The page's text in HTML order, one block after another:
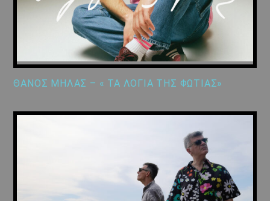
ΘΑΝΟΣ ΜΗΛΑΣ – « ΤΑ ΛΟΓΙΑ ΤΗΣ ΦΩΤΙΑΣ»